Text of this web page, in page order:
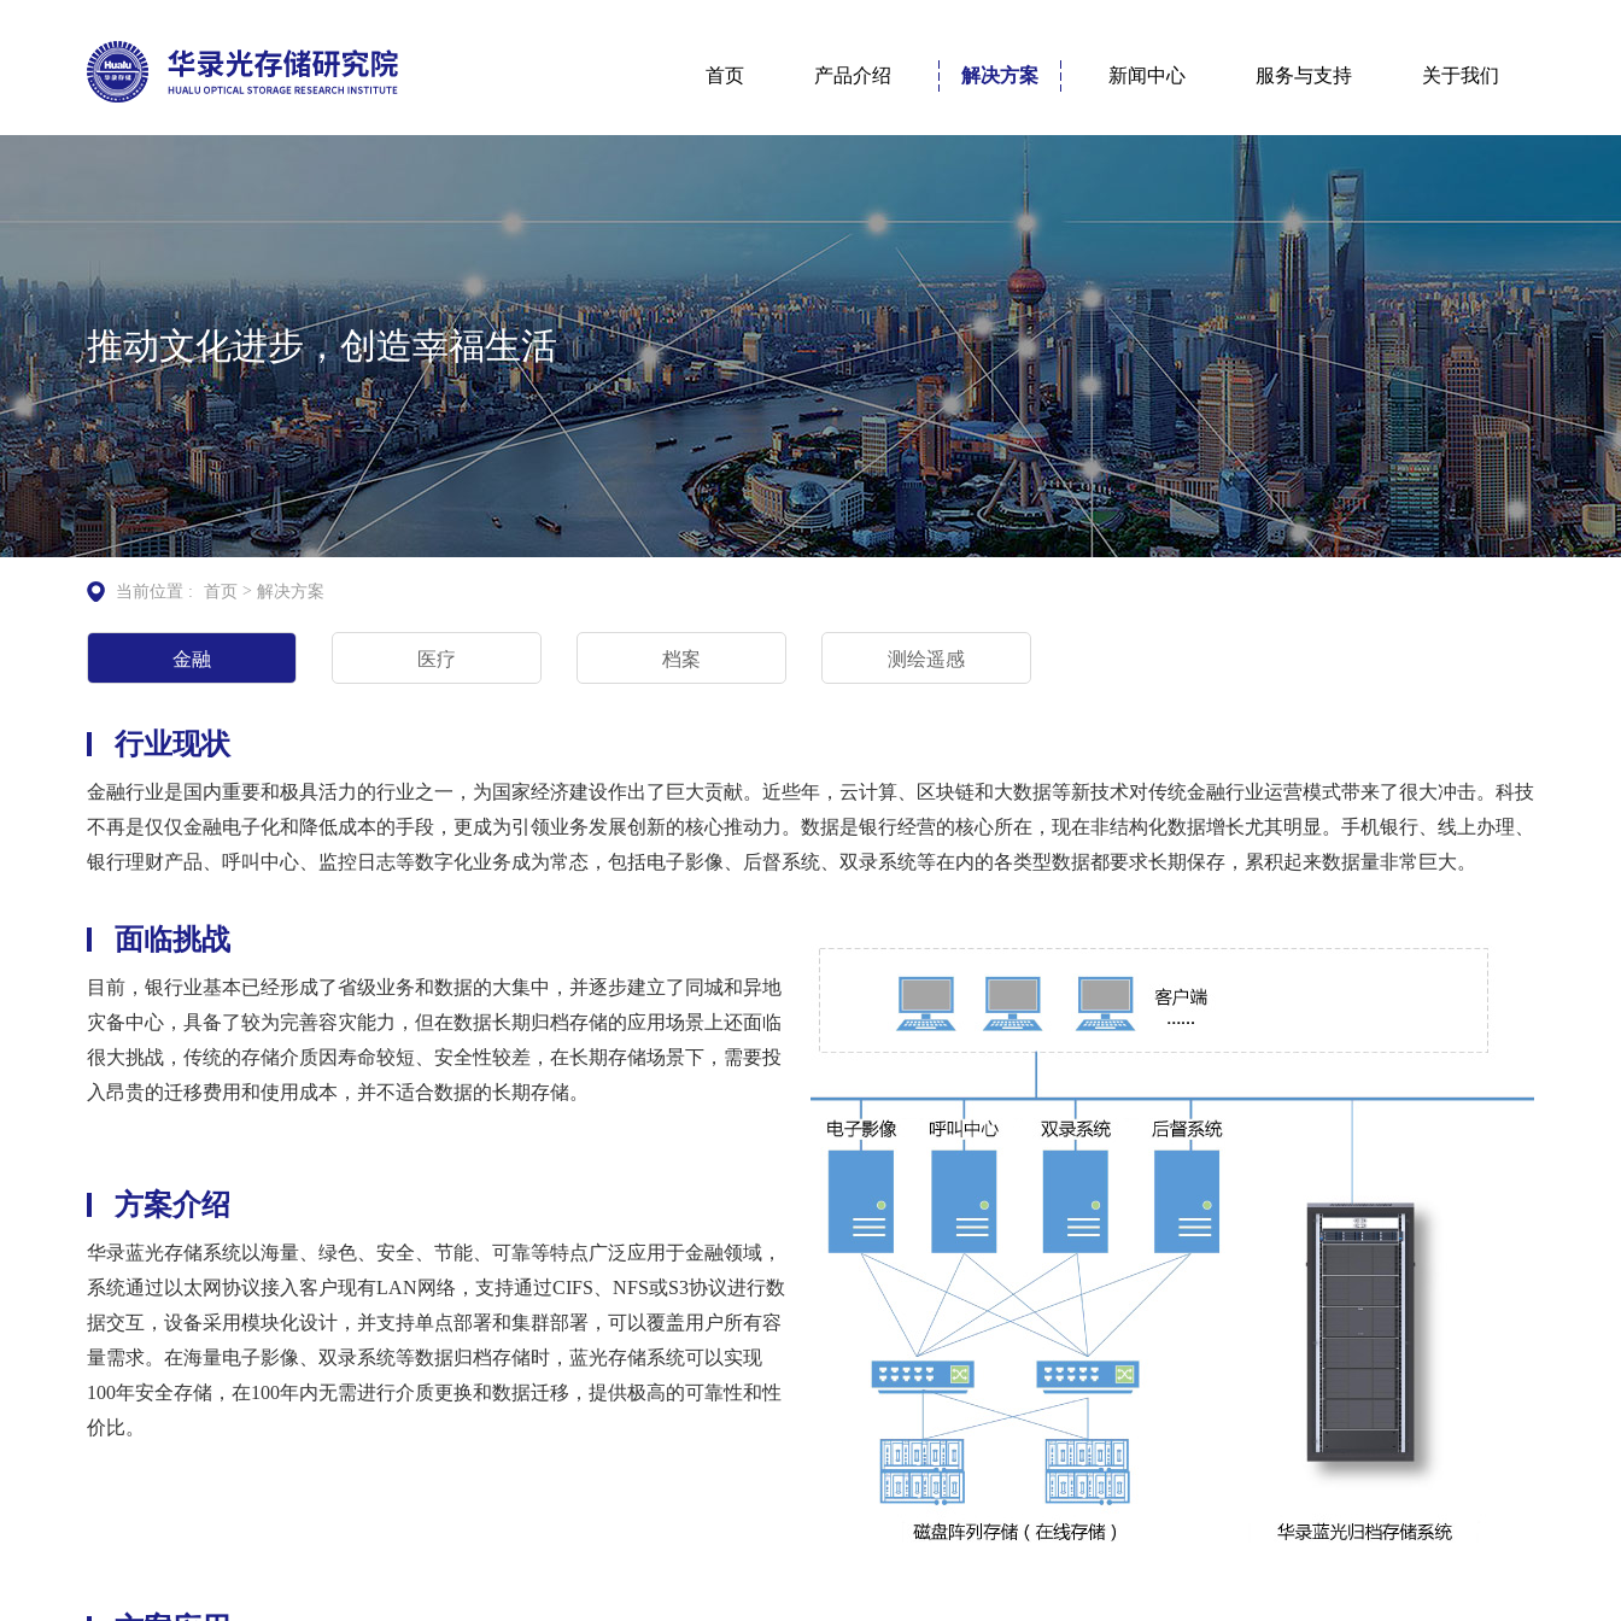
首页 产品介绍 解决方案 新闻中心 服务与支持 关于我们
推动文化进步，创造幸福生活
当前位置 : 首页 > 解决方案
金融 医疗 档案 测绘遥感
行业现状
金融行业是国内重要和极具活力的行业之一，为国家经济建设作出了巨大贡献。近些年，云计算、区块链和大数据等新技术对传统金融行业运营模式带来了很大冲击。科技
不再是仅仅金融电子化和降低成本的手段，更成为引领业务发展创新的核心推动力。数据是银行经营的核心所在，现在非结构化数据增长尤其明显。手机银行、线上办理、
银行理财产品、呼叫中心、监控日志等数字化业务成为常态，包括电子影像、后督系统、双录系统等在内的各类型数据都要求长期保存，累积起来数据量非常巨大。
面临挑战
目前，银行业基本已经形成了省级业务和数据的大集中，并逐步建立了同城和异地
灾备中心，具备了较为完善容灾能力，但在数据长期归档存储的应用场景上还面临
很大挑战，传统的存储介质因寿命较短、安全性较差，在长期存储场景下，需要投
入昂贵的迁移费用和使用成本，并不适合数据的长期存储。
方案介绍
华录蓝光存储系统以海量、绿色、安全、节能、可靠等特点广泛应用于金融领域，
系统通过以太网协议接入客户现有LAN网络，支持通过CIFS、NFS或S3协议进行数
据交互，设备采用模块化设计，并支持单点部署和集群部署，可以覆盖用户所有容
量需求。在海量电子影像、双录系统等数据归档存储时，蓝光存储系统可以实现
100年安全存储，在100年内无需进行介质更换和数据迁移，提供极高的可靠性和性
价比。